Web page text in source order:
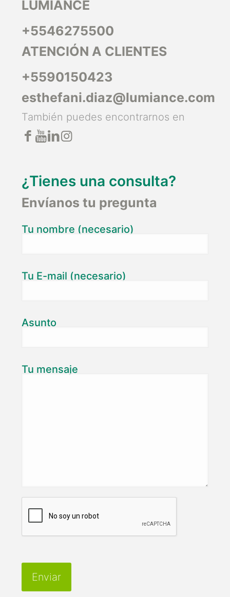
LUMIANCE
+5546275500
ATENCIÓN A CLIENTES
+5590150423
esthefani.diaz@lumiance.com
También puedes encontrarnos en
¿Tienes una consulta?
Envíanos tu pregunta
Tu nombre (necesario)
Tu E-mail (necesario)
Asunto
Tu mensaje